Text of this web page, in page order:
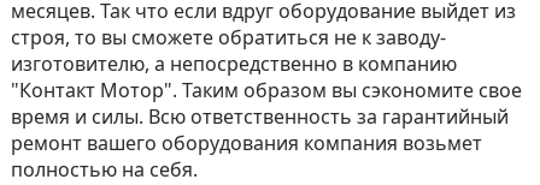
месяцев. Так что если вдруг оборудование выйдет из
строя, то вы сможете обратиться не к заводу-
изготовителю, а непосредственно в компанию
"Контакт Мотор". Таким образом вы сэкономите свое
время и силы. Всю ответственность за гарантийный
ремонт вашего оборудования компания возьмет
полностью на себя.